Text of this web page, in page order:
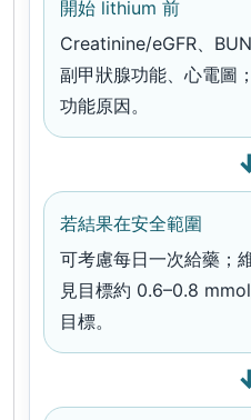
開始 lithium 前
Creatinine/eGFR、
副甲狀腺功能、心電圖
功能原因。
若結果在安全範圍
可考慮每日一次給藥；
見目標約 0.6–0.8
目標。